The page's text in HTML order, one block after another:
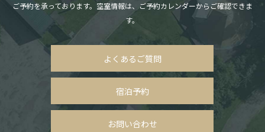
ご予約を承っております。空室情報は、ご予約カレンダーからご確認できま
す。
よくあるご質問
宿泊予約
お問い合わせ